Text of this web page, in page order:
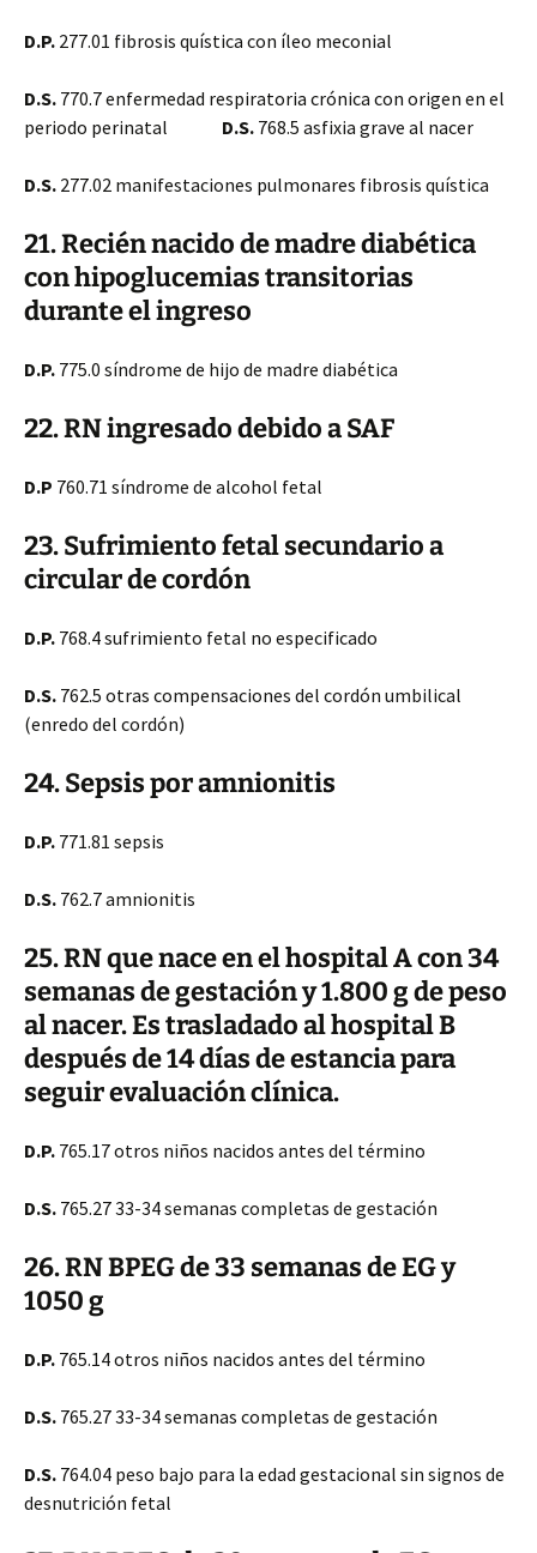
D.P. 277.01 fibrosis quística con íleo meconial
D.S. 770.7 enfermedad respiratoria crónica con origen en el
periodo perinatal D.S. 768.5 asfixia grave al nacer
D.S. 277.02 manifestaciones pulmonares fibrosis quística
21. Recién nacido de madre diabética
con hipoglucemias transitorias
durante el ingreso
D.P. 775.0 síndrome de hijo de madre diabética
22. RN ingresado debido a SAF
D.P 760.71 síndrome de alcohol fetal
23. Sufrimiento fetal secundario a
circular de cordón
D.P. 768.4 sufrimiento fetal no especificado
D.S. 762.5 otras compensaciones del cordón umbilical
(enredo del cordón)
24. Sepsis por amnionitis
D.P. 771.81 sepsis
D.S. 762.7 amnionitis
25. RN que nace en el hospital A con 34
semanas de gestación y 1.800 g de peso
al nacer. Es trasladado al hospital B
despuésde 14 días de estancia para
seguir evaluación clínica.
D.P. 765.17 otros niños nacidos antes del término
D.S. 765.27 33-34 semanas completas de gestación
26. RN BPEG de 33 semanas de EG y
1050 g
D.P. 765.14 otros niños nacidos antes del término
D.S. 765.27 33-34 semanas completas de gestación
D.S. 764.04 peso bajo para la edad gestacional sin signos de
desnutrición fetal